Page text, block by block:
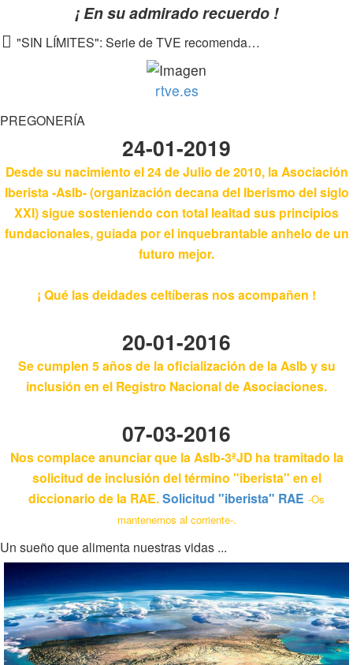
¡ En su admirado recuerdo !
"SIN LÍMITES": Serie de TVE recomendada [9,16-11-2022 22:50]
rtve.es
PREGONERÍA
24-01-2019
Desde su nacimiento el 24 de Julio de 2010, la Asociación
Iberista -AsIb- (organización decana del Iberismo del siglo
XXI) sigue sosteniendo con total lealtad sus principios
fundacionales, guiada por el inquebrantable anhelo de un
futuro mejor.
¡ Qué las deidades celtíberas nos acompañen !
20-01-2016
Se cumplen 5 años de la oficialización de la AsIb y su
inclusión en el Registro Nacional de Asociaciones.
07-03-2016
Nos complace anunciar que la AsIb-3ªJD ha tramitado la
solicitud de inclusión del término "iberista" en el
diccionario de la RAE.Solicitud "iberista" RAE -Os
mantenemos al corriente-.
Un sueño que alimenta nuestras vidas ...